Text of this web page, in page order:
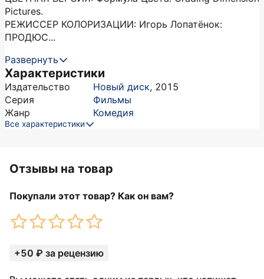
Pictures.
РЕЖИССЕР КОЛОРИЗАЦИИ: Игорь Лопатёнок:
ПРОДЮС...
Развернуть
Характеристики
Издательство Новый диск, 2015
Серия
Фильмы
Жанр
Комедия
Все характеристики
Отзывы на товар
Покупали этот товар? Как он вам?
+50 ₽ за рецензию